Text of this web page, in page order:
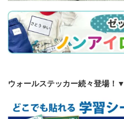
ウォールステッカー続々登場！▼